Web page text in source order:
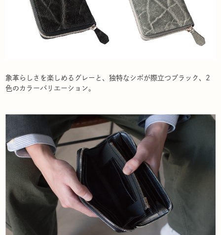
象革らしさを楽しめるグレーと、独特なシボが際立つブラック、2
色のカラーバリエーション。